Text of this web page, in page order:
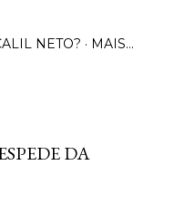
NETO? MAIS…
DA